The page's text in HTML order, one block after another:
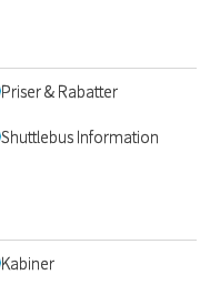
Priser & Rabatter
Shuttlebus Information
Kabiner